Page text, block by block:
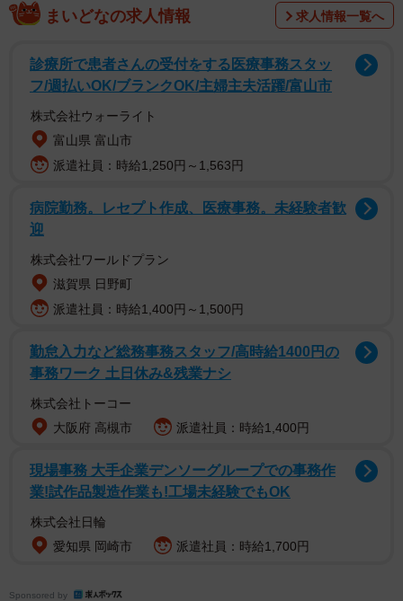
それは、「今日は実家の亡くなった親父の部屋で寝ま
今月５日のツイート。その部屋で発見したのは、記憶と闘
っていただろう、父の姿が記されたノートでした。
今日は実家の亡くなった親父の部屋で寝ます。
たぶん母ちゃんに怒られながら、
記憶と闘ってる親父のノートを見つけてしまい、
さっき病院で親父の亡骸を見ても余裕だったのに、
今は涙が止まらない😭
「メイワクカケナイ様ニスル」「ヨルになったらアマド
シメル」「自分の考えで行動しない」…。自分に言い聞か
せるように、カタカナ混じりで書かれた、いくつもの注意
書き。「ワルカッタ」という言葉もありました。ツイート
は大きな反響を呼び、これまでに5.9万件のリツイートと22
万以上の「いいね」を集めています。
バスマンさんの父は５０代で仕事を早期退職し、それか
らは「自宅で特に趣味もなく隠居生活を送っていた」とい
まいどなの求人情報 求人情報一覧へ
診療所で患者さんの受付をする医療事務スタッ
フ/週払いOK/ブランクOK/主婦主夫活躍/富山市
株式会社ウォーライト
富山県 富山市
派遣社員：時給1,250円～1,563円
病院勤務。レセプト作成、医療事務。未経験者歓
迎
株式会社ワールドプラン
滋賀県 日野町
派遣社員：時給1,400円～1,500円
勤怠入力など総務事務スタッフ/高時給1400円の
事務ワーク 土日休み&残業ナシ
株式会社トーコー
大阪府 高槻市
派遣社員：時給1,400円
現場事務 大手企業デンソーグループでの事務作
業!試作品製造作業も!工場未経験でもOK
株式会社日輪
愛知県 岡崎市
派遣社員：時給1,700円
Sponsored by